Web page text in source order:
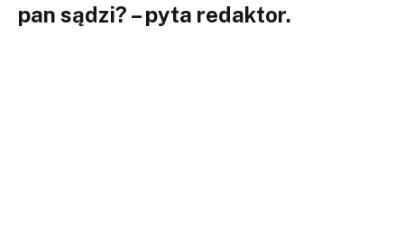
pan sądzi? – pyta redaktor.